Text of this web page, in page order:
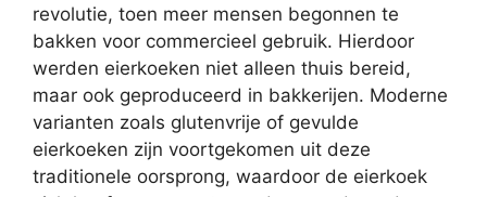
revolutie, toen meer mensen begonnen te
bakken voor commercieel gebruik. Hierdoor
werden eierkoeken niet alleen thuis bereid,
maar ook geproduceerd in bakkerijen. Moderne
varianten zoals glutenvrije of gevulde
eierkoeken zijn voortgekomen uit deze
traditionele oorsprong, waardoor de eierkoek